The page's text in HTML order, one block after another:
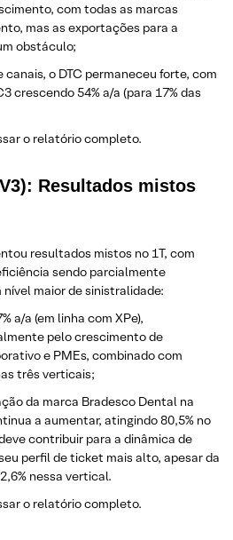
com todas as marcas
mas as exportações para a
obstáculo;
canais, o DTC permaneceu forte, com
crescendo 54% a/a (para 17% das
o relatório completo.
Resultados mistos
resultados mistos no 1T, com
sendo parcialmente
maior de sinistralidade:
a/a (em linha com XPe),
pelo crescimento de
e PMEs, combinado com
três verticais;
da marca Bradesco Dental na
a aumentar, atingindo 80,5% no
deve contribuir para a dinâmica de
perfil de ticket mais alto, apesar da
nessa vertical.
o relatório completo.